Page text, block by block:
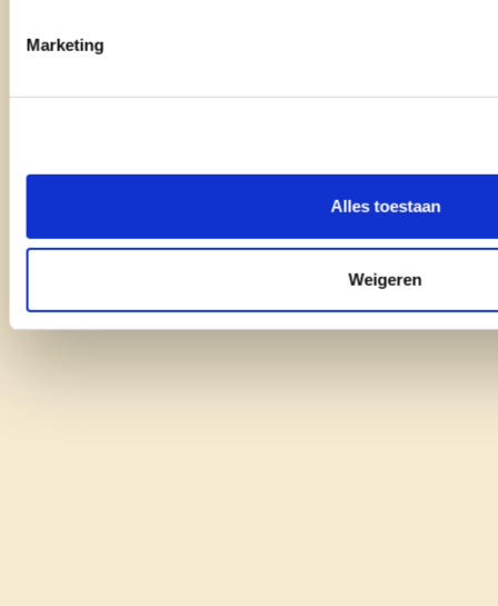
Marketing
Alles toestaan
Weigeren
onze partij
contact